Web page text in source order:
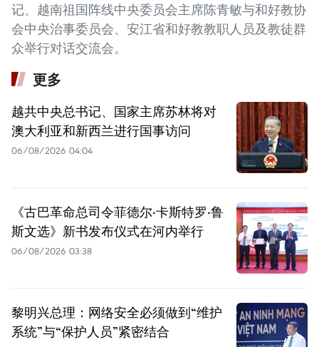
记、越南祖国阵线中央委员会主席陈青敏与和好教协
会中央治事委员会、安江省和好教教职人员及教徒群
众举行对话交流会。
更多
越共中央总书记、国家主席苏林将对
澳大利亚和新西兰进行国事访问
06/08/2026 04:04
《古巴革命总司令菲德尔·卡斯特罗·鲁
斯文选》新书发布仪式在河内举行
06/08/2026 03:38
黎明兴总理：网络安全必须做到“维护
系统”与“保护人员”紧密结合